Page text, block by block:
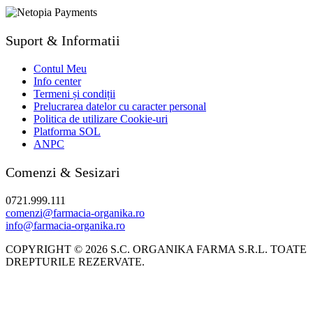
Suport & Informatii
Contul Meu
Info center
Termeni și condiții
Prelucrarea datelor cu caracter personal
Politica de utilizare Cookie-uri
Platforma SOL
ANPC
Comenzi & Sesizari
0721.999.111
comenzi@farmacia-organika.ro
info@farmacia-organika.ro
COPYRIGHT © 2026 S.C. ORGANIKA FARMA S.R.L. TOATE
DREPTURILE REZERVATE.